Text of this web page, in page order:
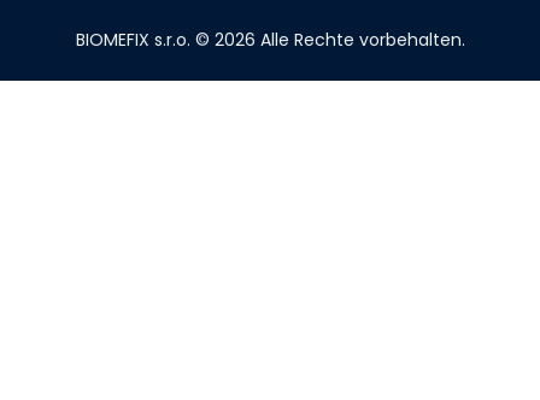
BIOMEFIX s.r.o. © 2026 Alle Rechte vorbehalten.